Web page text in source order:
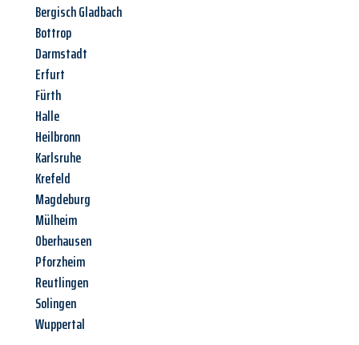
Bergisch Gladbach
Bottrop
Darmstadt
Erfurt
Fürth
Halle
Heilbronn
Karlsruhe
Krefeld
Magdeburg
Mülheim
Oberhausen
Pforzheim
Reutlingen
Solingen
Wuppertal